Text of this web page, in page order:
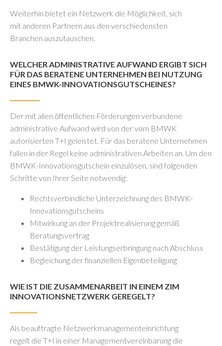
Weiterhin bietet ein Netzwerk die Möglichkeit, sich
mit anderen Partnern aus den verschiedensten
Branchen auszutauschen.
WELCHER ADMINISTRATIVE AUFWAND ERGIBT SICH
FÜR DAS BERATENE UNTERNEHMEN BEI NUTZUNG
EINES BMWK-INNOVATIONSGUTSCHEINES?
Der mit allen öffentlichen Förderungen verbundene
administrative Aufwand wird von der vom BMWK
autorisierten T+I geleistet. Für das beratene Unternehmen
fallen in der Regel keine administrativen Arbeiten an. Um den
BMWK-Innovationsgutschein einzulösen, sind folgenden
Schritte von Ihrer Seite notwendig:
Rechtsverbindliche Unterzeichnung des BMWK-
Innovationsgutscheins
Mitwirkung an der Projektrealisierung gemäß
Beratungsvertrag
Bestätigung der Leistungserbringung nach Abschluss
Begleichung der finanziellen Eigenbeteiligung
WIE IST DIE ZUSAMMENARBEIT IN EINEM ZIM
INNOVATIONSNETZWERK GEREGELT?
Als beauftragte Netzwerkmanagementeinrichtung
regelt die T+I in einer Managementvereinbarung die